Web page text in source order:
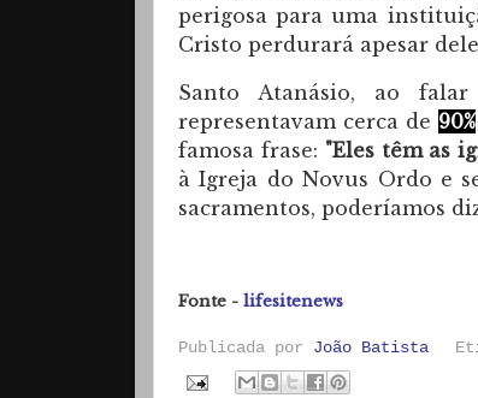
perigosa para uma
Cristo perdurará apesar
Santo Atanásio, ao
representavam cerca de 90%
famosa frase: "Eles têm as
à Igreja do Novus Ordo e
sacramentos, poderíamos
Fonte - lifesitenews
Publicada por João Batista